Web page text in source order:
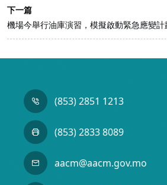
下一篇
機場今舉行油庫演習，模擬啟動緊急應變計
(853) 2851 1213
(853) 2833 8089
aacm@aacm.gov.mo